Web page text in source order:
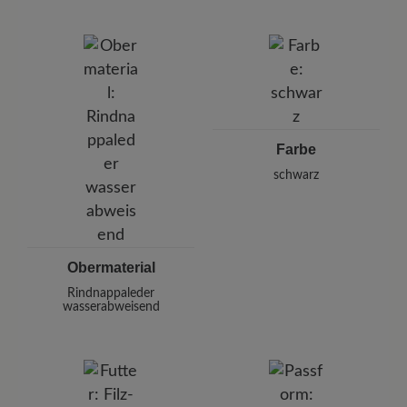
Pleidelsheimer Str. 15/1, 74321 Bietigheim-Bissingen,
E-mail:
kundenbetreuung@baer-schuhe.de
Obermaterial
Rindnappaleder
wasserabweisend
Farbe
schwarz